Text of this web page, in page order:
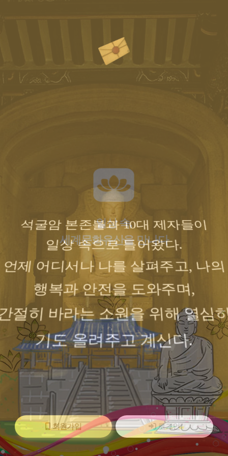
석굴암 본존불과 10대 제자들이
일상 속으로 들어왔다.
언제 어디서나 나를 살펴주고, 나의
행복과 안전을 도와주며,
절히 바라는 소원을 위해 열심
기도 올려주고 계신다.
의 시작, 다짐과 응원, 희
메시지를 받는다.
회원가입 로그인
일상 속,
세계문화유산을 만나다